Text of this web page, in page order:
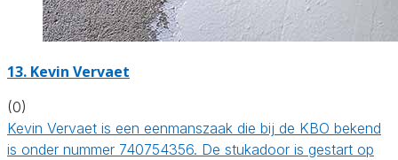
13. Kevin Vervaet
(0)
Kevin Vervaet is een eenmanszaak die bij de KBO bekend
is onder nummer 740754356. De stukadoor is gestart op